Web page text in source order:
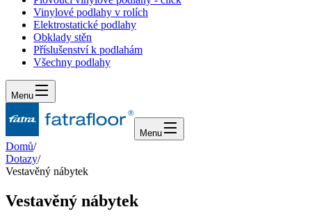
Vinylové podlahy v rolích
Elektrostatické podlahy
Obklady stěn
Příslušenství k podlahám
Všechny podlahy
Menu
Menu
Domů/
Dotazy/
Vestavěný nábytek
Vestavěný nábytek